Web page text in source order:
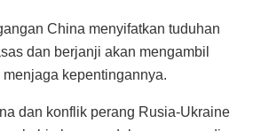
China menyifatkan tuduhan
dan berjanji akan mengambil
menjaga kepentingannya.
dan konflik perang Rusia-Ukraine